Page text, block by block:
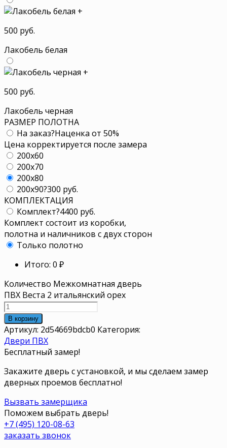
+
500 руб.
Лакобель белая
+
500 руб.
Лакобель черная
РАЗМЕР ПОЛОТНА
На заказ?Наценка от 50%
Цена корректируется после замера
200x60
200x70
200x80
200x90?300 руб.
КОМПЛЕКТАЦИЯ
Комплект?4400 руб.
Комплект состоит из коробки,
полотна и наличников с двух сторон
Только полотно
Итого: 0 ₽
Количество Межкомнатная дверь
ПВХ Веста 2 итальянский орех
В корзину
Артикул: 2d54669bdcb0 Категория:
Двери ПВХ
Бесплатный замер!
Закажите дверь с установкой, и мы сделаем замер
дверных проемов бесплатно!
Вызвать замерщика
Поможем выбрать дверь!
+7 (495) 120-08-63
заказать звонок